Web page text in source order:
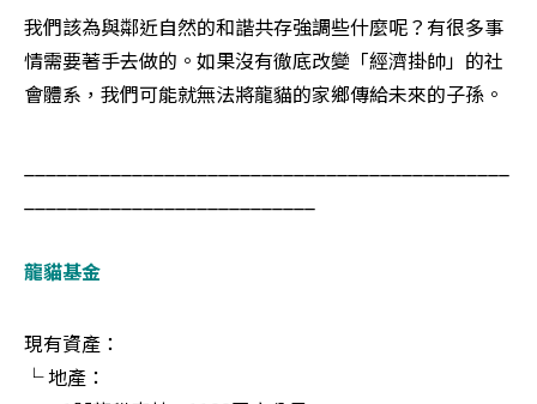
我們該為與鄰近自然的和諧共存強調些什麼呢？有很多事
情需要著手去做的。如果沒有徹底改變「經濟掛帥」的社
會體系，我們可能就無法將龍貓的家鄉傳給未來的子孫。
龍貓基金
現有資產：
└ 地產：